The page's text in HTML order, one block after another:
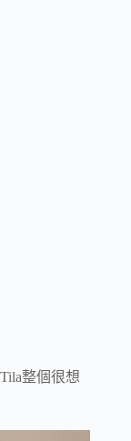
整個很想